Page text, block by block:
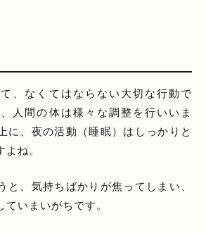
、なくてはならない大切な行動で
人間の体は様々な調整を行いいま
に、夜の活動（睡眠）はしっかりと
ね。
と、気持ちばかりが焦ってしまい、
いまいがちです。